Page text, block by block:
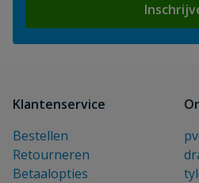
Klantenservice
Bestellen
Retourneren
Betaalopties